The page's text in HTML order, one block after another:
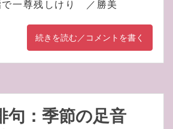
で一尊残しけり ／勝美
続きを読む／コメントを書く
句：季節の足音